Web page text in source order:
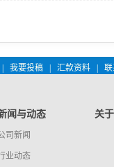
我要投稿 汇款资料
闻与动态
司新闻
业动态
关